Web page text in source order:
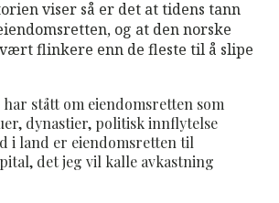
viser så er det at tidens tann
og at den norske
flinkere enn de fleste til å slipe
stått om eiendomsretten som
dynastier, politisk innflytelse
i land er eiendomsretten til
det jeg vil kalle avkastning